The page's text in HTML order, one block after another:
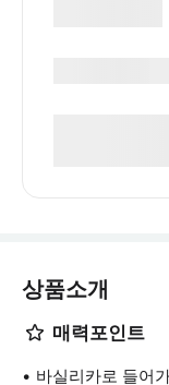
상품소개
매력포인트
바실리카로 들어